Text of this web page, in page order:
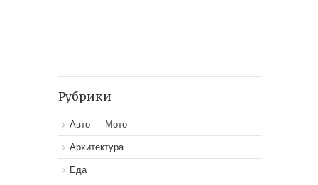
Рубрики
Авто — Мото
Архитектура
Еда